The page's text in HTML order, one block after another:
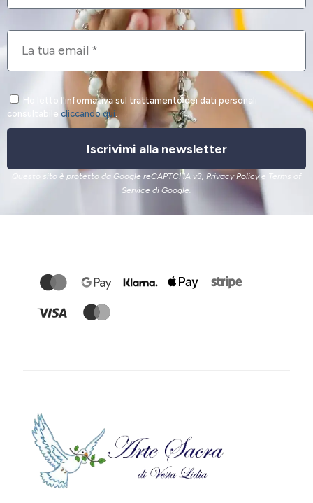
Ho letto l'informativa sul trattamento dei dati personali
consultabile cliccando qui.
Iscrivimi alla newsletter
Questo sito è protetto da Google reCAPTCHA v3, Privacy Policye Terms of
Service di Google.